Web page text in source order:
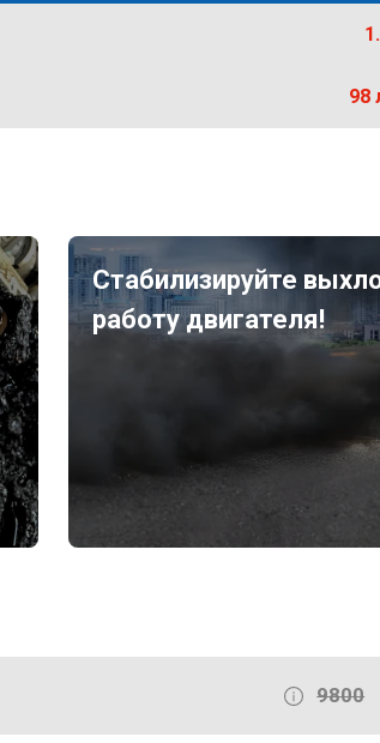
98
Стабилизируйте
работу двигателя!
9800